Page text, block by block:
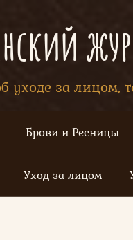
уходе за лицом,
Брови и Ресницы
Уход за лицом